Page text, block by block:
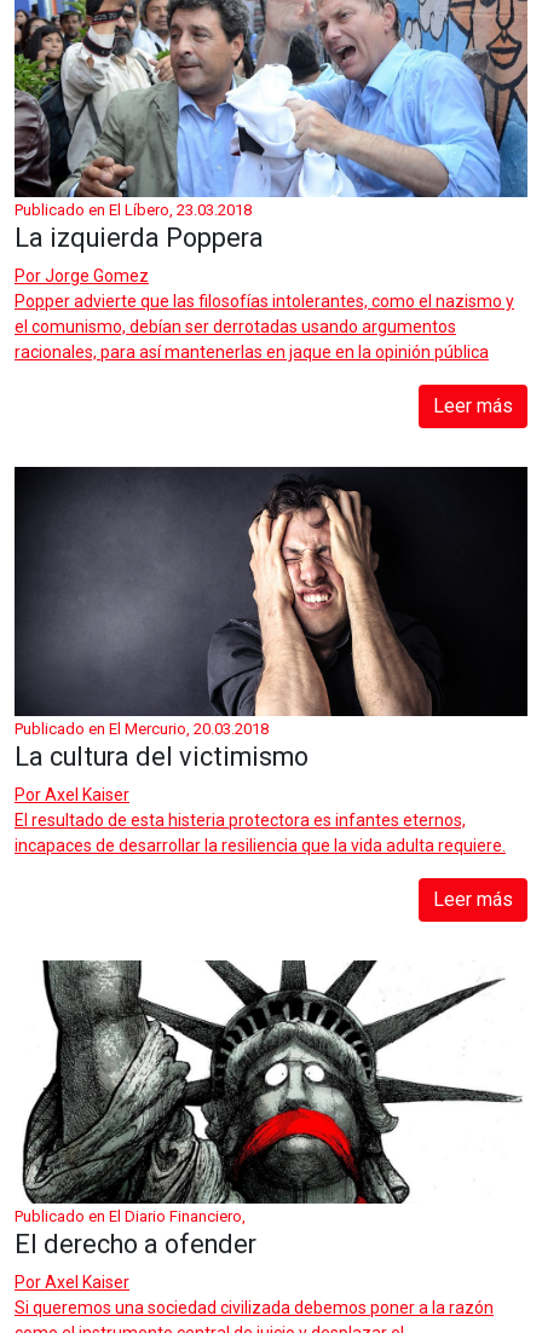
Publicado en El Líbero, 23.03.2018
La izquierda Poppera
PorJorge Gomez
Popper advierte que las filosofías intolerantes, como el nazismo y
el comunismo, debían ser derrotadas usando argumentos
racionales, para así mantenerlas en jaque en la opinión pública
Leer más
Publicado en El Mercurio, 20.03.2018
La cultura del victimismo
PorAxel Kaiser
El resultado de esta histeria protectora es infantes eternos,
incapaces de desarrollar la resiliencia que la vida adulta requiere.
Leer más
Publicado en El Diario Financiero,
El derecho a ofender
PorAxel Kaiser
Si queremos una sociedad civilizada debemos poner a la razón